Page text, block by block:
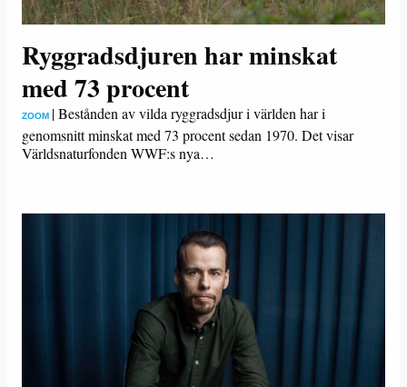
Ryggradsdjuren har minskat
med 73 procent
ZOOM |Bestånden av vilda ryggradsdjur i världen har i
genomsnitt minskat med 73 procent sedan 1970. Det visar
Världsnaturfonden WWF:s nya…